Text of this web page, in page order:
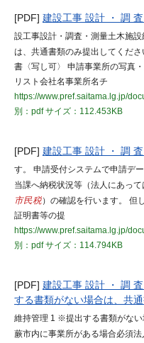
[PDF] 建設工事 設計 ・ 調
設工事設計・調査・測量土木施
は、共通書類のみ提出してくださ
書〈写し可〉 申請事業所の写真
リスト会社名事業所名チ
https://www.pref.saitama.lg.jp/
別：pdfサイズ：112.453KB
[PDF] 建設工事 設計 ・ 調
す。 申請受付システムで申請デ
当課へ納税状況等（法人にあって
市民税）の確認を行います。 但
証明書等の提
https://www.pref.saitama.lg.jp/
別：pdfサイズ：114.794KB
[PDF] 建設工事 設計 ・ 調
する書類がない場合は、共
維持管理 1 ※提出する書類がない
蕨市内に事業所がある場合必須法